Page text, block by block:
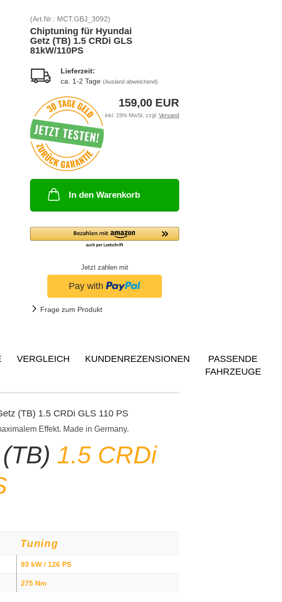
(Art.Nr.: MCT.GBJ_3092)
Chiptuning für Hyundai
Getz (TB) 1.5 CRDi GLS
81kW/110PS
Lieferzeit:
ca. 1-2 Tage (Ausland abweichend)
159,00 EUR
inkl. 19% MwSt. zzgl. Versand
In den Warenkorb
Jetzt zahlen mit
Frage zum Produkt
VERGLEICH KUNDENREZENSIONEN
PASSENDE
FAHRZEUGE
(TB) 1.5 CRDi GLS 110 PS
Effekt. Made in Germany.
1.5 CRDi
Tuning
93 kW / 126 PS
275 Nm